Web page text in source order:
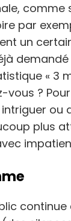
comme
par
un
demandé
« 3
vous ?
ou
plus